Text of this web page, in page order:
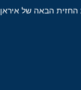
החזית הבאה של איראן